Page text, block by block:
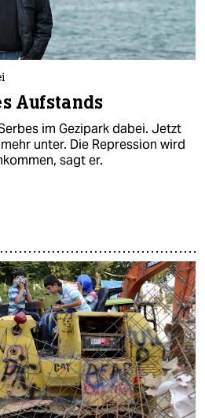
Aufstands
im Gezipark dabei. Jetzt
unter. Die Repression wird
sagt er.